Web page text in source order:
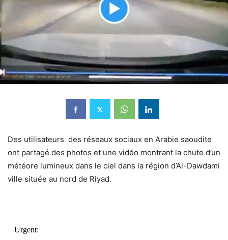
Des utilisateurs des réseaux sociaux en Arabie saoudite
ont partagé des photos et une vidéo montrant la chute d’un
météore lumineux dans le ciel dans la région d’Al-Dawdami
ville située au nord de Riyad.
Urgent: